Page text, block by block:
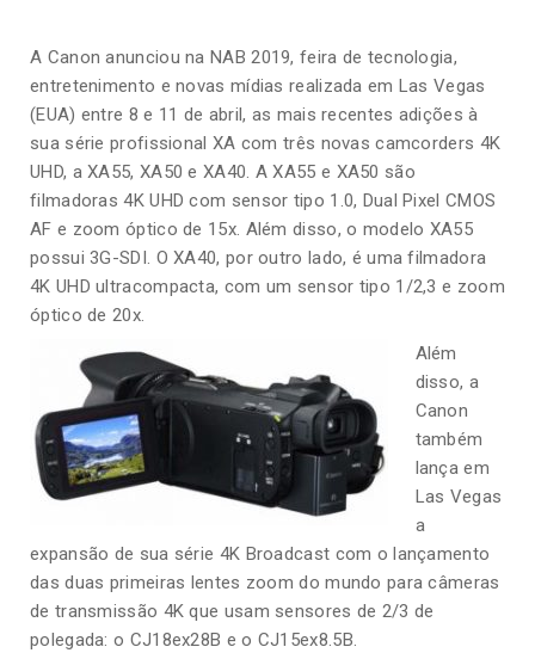
A Canon anunciou na NAB 2019, feira de tecnologia,
entretenimento e novas mídias realizada em Las Vegas
(EUA) entre 8 e 11 de abril, as mais recentes adições à
sua série profissional XA com três novas camcorders 4K
UHD, a XA55, XA50 e XA40. A XA55 e XA50 são
filmadoras 4K UHD com sensor tipo 1.0, Dual Pixel CMOS
AF e zoom óptico de 15x. Além disso, o modelo XA55
possui 3G-SDI. O XA40, por outro lado, é uma filmadora
4K UHD ultracompacta, com um sensor tipo 1/2,3 e zoom
óptico de 20x.
Além
disso, a
Canon
também
lança em
Las Vegas
a
expansão de sua série 4K Broadcast com o lançamento
das duas primeiras lentes zoom do mundo para câmeras
de transmissão 4K que usam sensores de 2/3 de
polegada: o CJ18ex28B e o CJ15ex8.5B.